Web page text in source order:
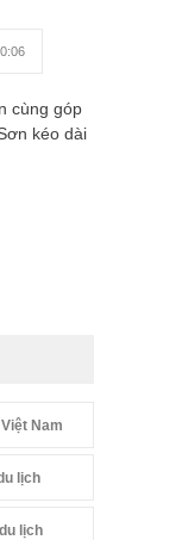
cùng góp
kéo dài
Nam
lịch
lịch